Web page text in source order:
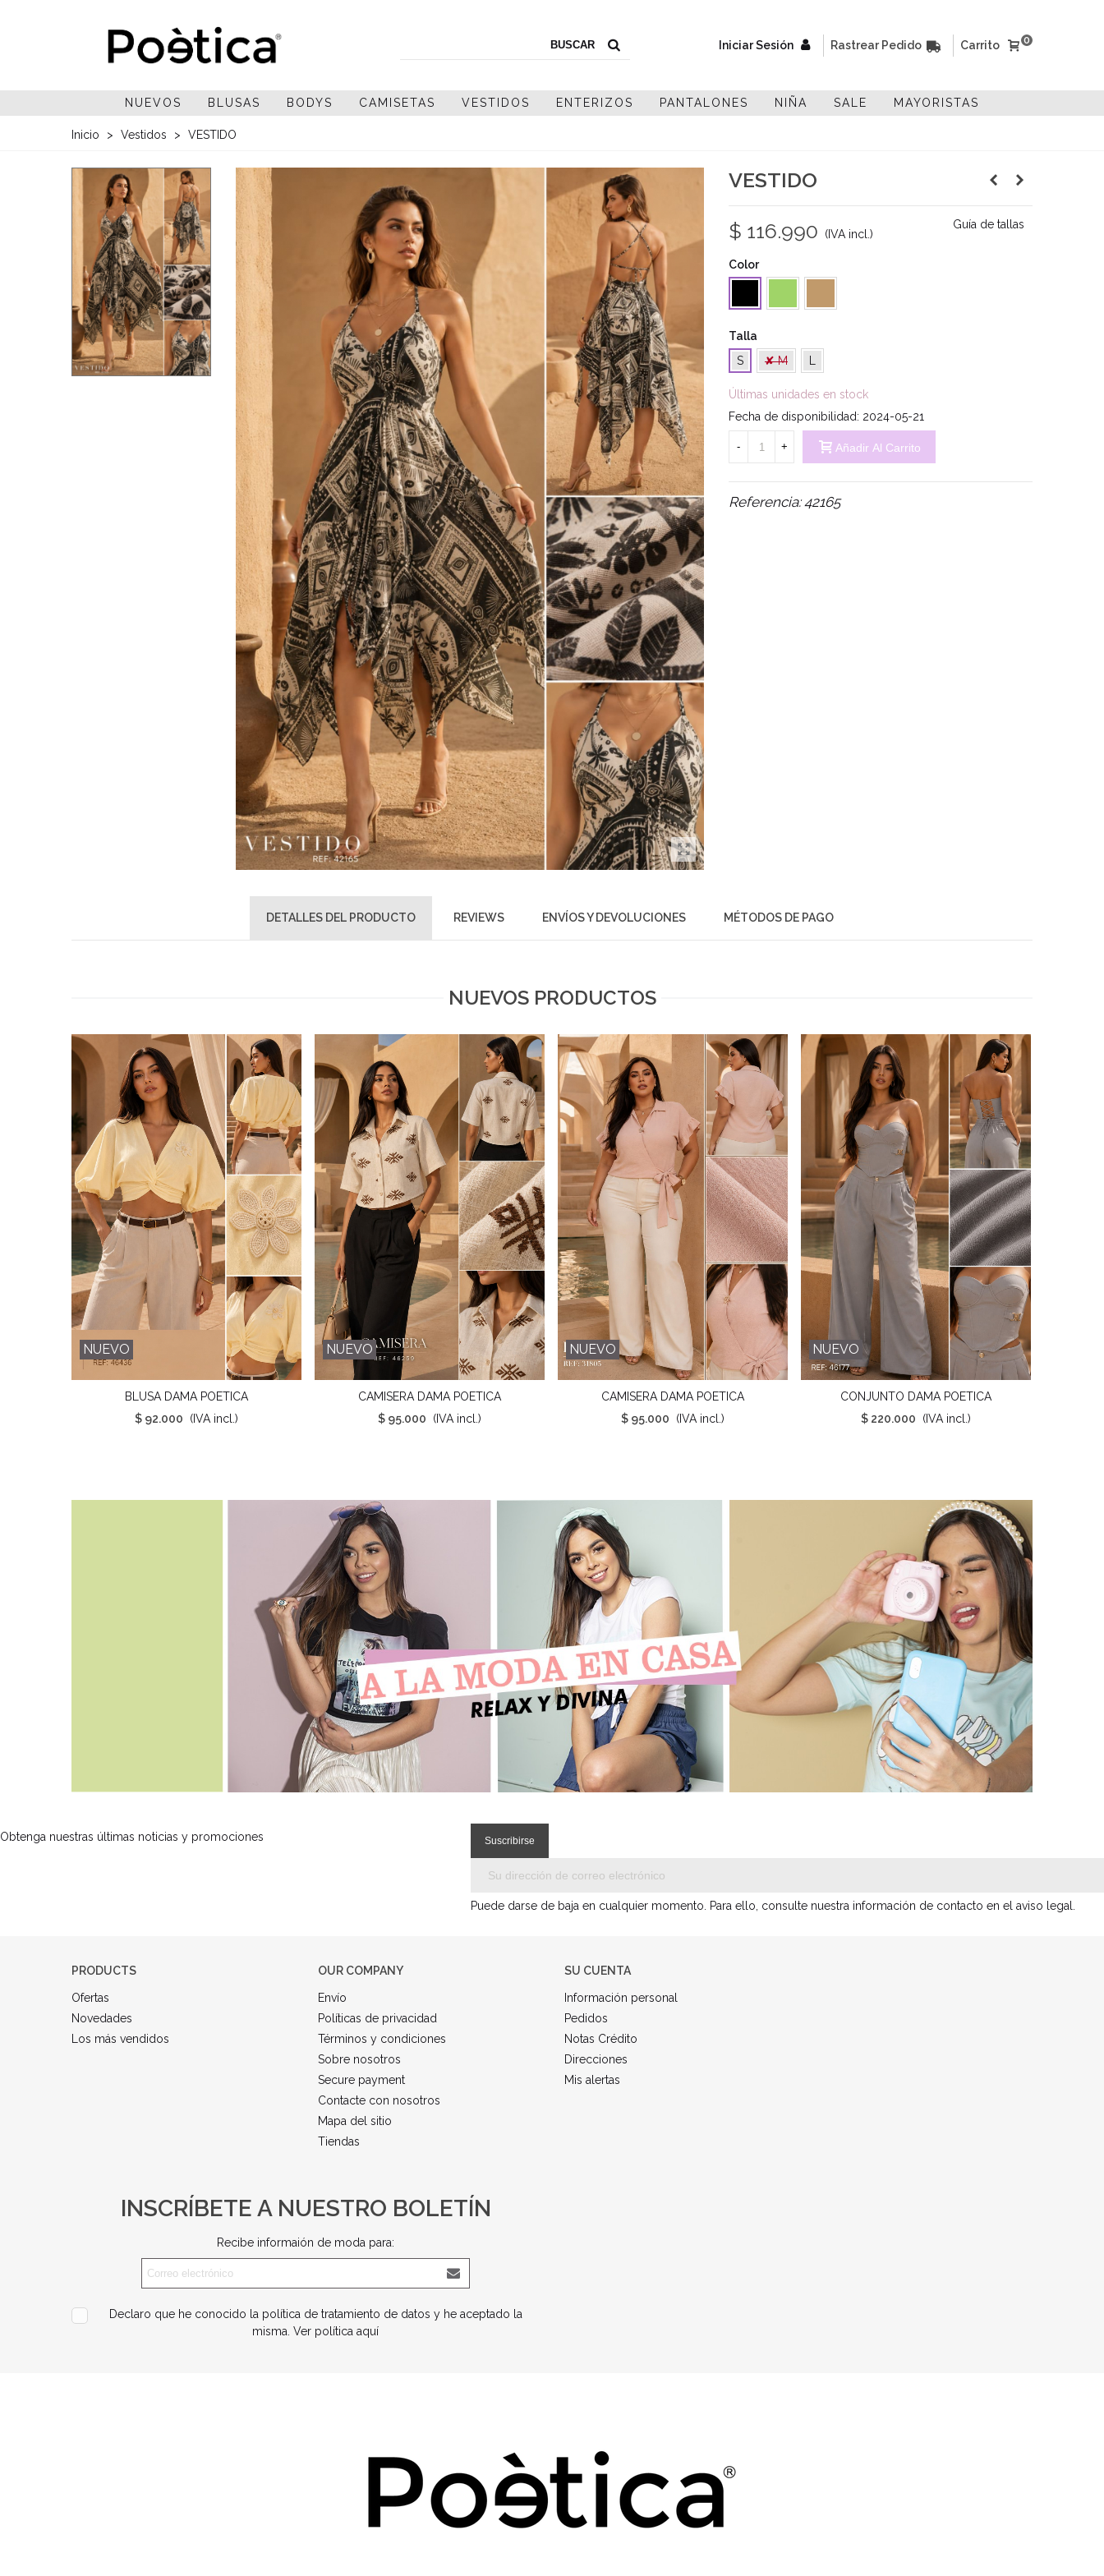
Iniciar Sesión Rastrear Pedido 0
Carrito
NUEVOS BLUSAS BODYS CAMISETAS VESTIDOS ENTERIZOS PANTALONES NIÑA SALE MAYORISTAS
Inicio > Vestidos > VESTIDO
VESTIDO
$ 116.990 (IVA incl.)
Guía de tallas
Color
Talla
S
✘ M
Últimas unidades en stock
Fecha de disponibilidad: 2024-05-21
- + Añadir Al Carrito
Referencia: 42165
DETALLES DEL PRODUCTO REVIEWS ENVÍOS Y DEVOLUCIONES MÉTODOS DE PAGO
NUEVOS PRODUCTOS
NUEVO
Favorito
BLUSA DAMA POETICA
$ 92.000
(IVA incl.)
NUEVO
Favorito
CAMISERA DAMA POETICA
$ 95.000
(IVA incl.)
NUEVO
Favorito
CAMISERA DAMA POETICA
$ 95.000
(IVA incl.)
NUEVO
Favorito
CONJUNTO DAMA POETICA
$ 220.000
(IVA incl.)
Obtenga nuestras últimas noticias y promociones
Puede darse de baja en cualquier momento. Para ello, consulte nuestra información de contacto en el aviso legal.
PRODUCTS
Ofertas
Novedades
Los más vendidos
OUR COMPANY
Envío
Políticas de privacidad
Términos y condiciones
Sobre nosotros
Secure payment
Contacte con nosotros
Mapa del sitio
Tiendas
SU CUENTA
Información personal
Pedidos
Notas Crédito
Direcciones
Mis alertas
INSCRÍBETE A NUESTRO BOLETÍN
Recibe informaión de moda para:
Declaro que he conocido la política de tratamiento de datos y he aceptado la
misma. Ver política aquí